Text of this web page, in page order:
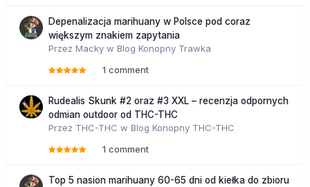
Depenalizacja marihuany w Polsce pod coraz
większym znakiem zapytania
Przez Macky w Blog Konopny Trawka
1 comment
Rudealis Skunk #2 oraz #3 XXL – recenzja odpornych
odmian outdoor od THC-THC
Przez THC-THC w Blog Konopny THC-THC
1 comment
Top 5 nasion marihuany 60-65 dni od kiełka do zbioru